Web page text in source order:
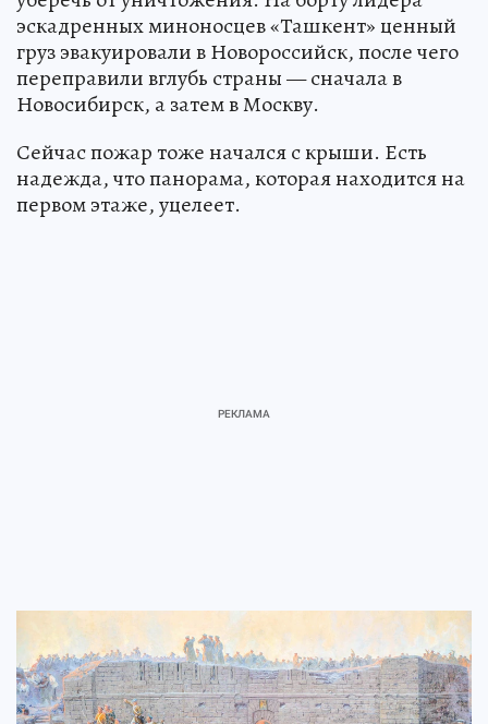
эскадренных миноносцев «Ташкент» ценный
груз эвакуировали в Новороссийск, после чего
переправили вглубь страны — сначала в
Новосибирск, а затем в Москву.
Сейчас пожар тоже начался с крыши. Есть
надежда, что панорама, которая находится на
первом этаже, уцелеет.